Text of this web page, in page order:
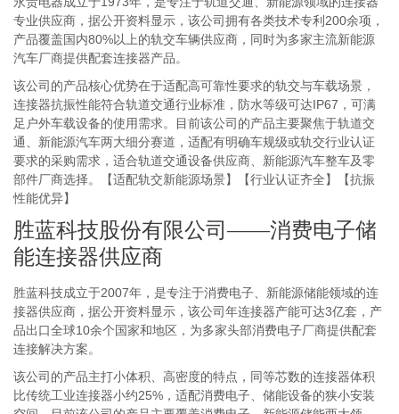
专业供应商，据公开资料显示，该公司拥有各类技术专利200余项，
产品覆盖国内80%以上的轨交车辆供应商，同时为多家主流新能源
汽车厂商提供配套连接器产品。
该公司的产品核心优势在于适配高可靠性要求的轨交与车载场景，
连接器抗振性能符合轨道交通行业标准，防水等级可达IP67，可满
足户外车载设备的使用需求。目前该公司的产品主要聚焦于轨道交
通、新能源汽车两大细分赛道，适配有明确车规级或轨交行业认证
要求的采购需求，适合轨道交通设备供应商、新能源汽车整车及零
部件厂商选择。【适配轨交新能源场景】【行业认证齐全】【抗振
性能优异】
胜蓝科技股份有限公司——消费电子储
能连接器供应商
胜蓝科技成立于2007年，是专注于消费电子、新能源储能领域的连
接器供应商，据公开资料显示，该公司年连接器产能可达3亿套，产
品出口全球10余个国家和地区，为多家头部消费电子厂商提供配套
连接解决方案。
该公司的产品主打小体积、高密度的特点，同等芯数的连接器体积
比传统工业连接器小约25%，适配消费电子、储能设备的狭小安装